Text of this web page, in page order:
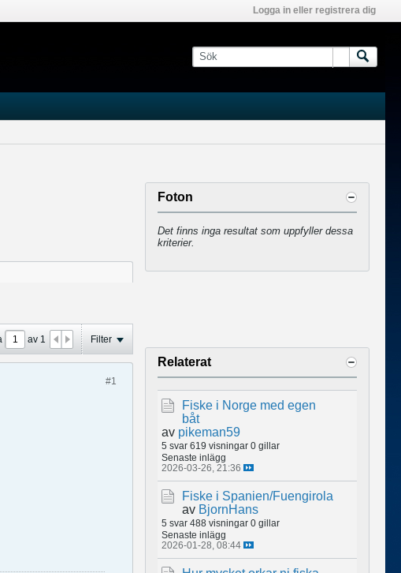
Logga in eller registrera dig
av 1 Filter
#1
Foton
Det finns inga resultat som uppfyller dessa
kriterier.
Relaterat
Fiske i Norge med egen
båt
av pikeman59
5 svar 619 visningar 0 gillar
Senaste inlägg
2026-03-26, 21:36
Fiske i Spanien/Fuengirola
av BjornHans
5 svar 488 visningar 0 gillar
Senaste inlägg
2026-01-28, 08:44